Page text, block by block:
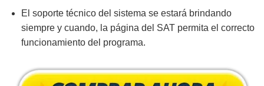
El soporte técnico del sistema se estará brindando
siempre y cuando, la página del SAT permita el correcto
funcionamiento del programa.